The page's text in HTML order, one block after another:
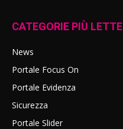
CATEGORIE PIÙ LETTE
News
Portale Focus On
Portale Evidenza
Sicurezza
Portale Slider